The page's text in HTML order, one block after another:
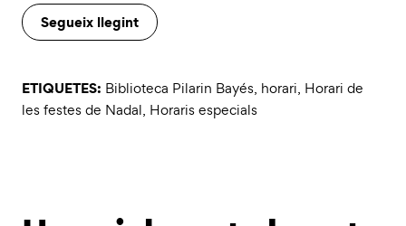
Segueix llegint
ETIQUETES: Biblioteca Pilarin Bayés, horari, Horari de
les festes de Nadal, Horaris especials